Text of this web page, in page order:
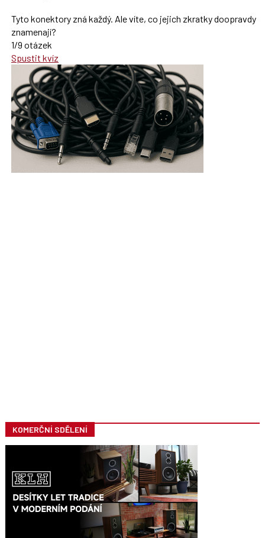
Tyto konektory zná každý. Ale víte, co jejich zkratky doopravdy
znamenají?
1/9 otázek
Spustit kvíz
KOMERČNÍ SDĚLENÍ